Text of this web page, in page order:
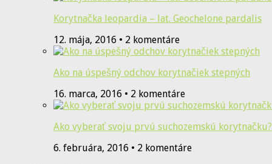
Korytnačka leopardia – lat. Geochelone pardalis
12. mája, 2016 • 2 komentáre
Ako na úspešný odchov korytnačiek stepných
16. marca, 2016 • 2 komentáre
Ako vyberať svoju prvú suchozemskú korytnačku?
6. februára, 2016 • 2 komentáre